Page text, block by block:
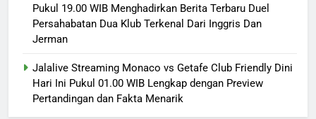
Pukul 19.00 WIB Menghadirkan Berita Terbaru Duel
Persahabatan Dua Klub Terkenal Dari Inggris Dan
Jerman
Jalalive Streaming Monaco vs Getafe Club Friendly Dini
Hari Ini Pukul 01.00 WIB Lengkap dengan Preview
Pertandingan dan Fakta Menarik